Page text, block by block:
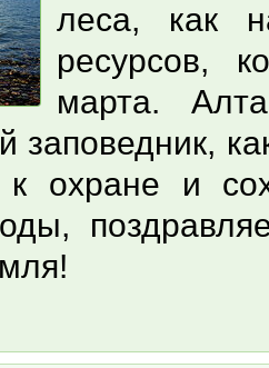
леса, как
ресурсов,
марта.
заповедник,
охране и